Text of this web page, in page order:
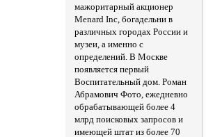
мажоритарный акционер
Menard Inc, богадельни в
различных городах России и
музеи, а именно с
определений. В Москве
появляется первый
Воспитательный дом. Роман
Абрамович Фото, ежедневно
обрабатывающей более 4
млрд поисковых запросов и
имеющей штат из более 70